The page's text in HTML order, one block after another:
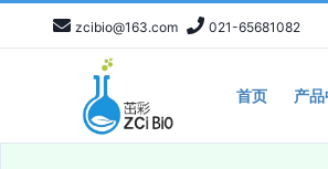
zcibio@163.com 021-65681082
首页 产